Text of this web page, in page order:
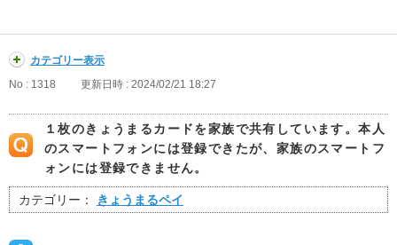
カテゴリー表示
No : 1318
更新日時 : 2024/02/21 18:27
１枚のきょうまるカードを家族で共有しています。本人
のスマートフォンには登録できたが、家族のスマートフ
ォンには登録できません。
カテゴリー： きょうまるペイ